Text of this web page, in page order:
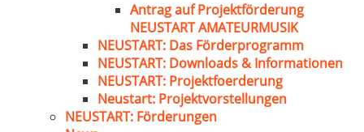
Antrag auf Projektförderung
NEUSTART AMATEURMUSIK
NEUSTART: Das Förderprogramm
NEUSTART: Downloads & Informationen
NEUSTART: Projektfoerderung
Neustart: Projektvorstellungen
NEUSTART: Förderungen